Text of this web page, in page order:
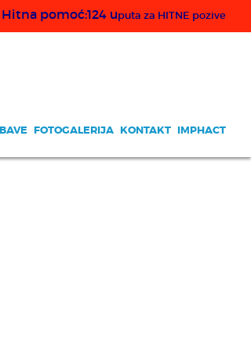
Hitna pomoć:124 uputa za HITNE pozive
FOTOGALERIJA KONTAKT IMPHACT